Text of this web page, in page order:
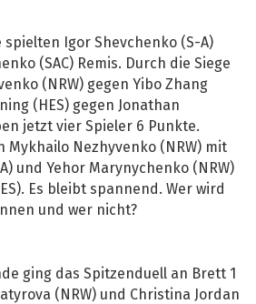
spielten Igor Shevchenko (S-A)
(SAC) Remis. Durch die Siege
(NRW) gegen Yibo Zhang
(HES) gegen Jonathan
jetzt vier Spieler 6 Punkte.
Mykhailo Nezhyvenko (NRW) mit
und Yehor Marynychenko (NRW)
Es bleibt spannend. Wer wird
und wer nicht?
ging das Spitzenduell an Brett 1
(NRW) und Christina Jordan